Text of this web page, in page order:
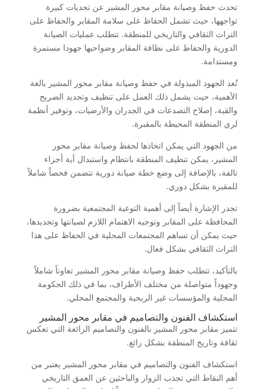
تحدث حفظ وصيانة مقابر محور المشير عن تحديات كبيرة
تواجهها، حيث تشمل الحفاظ على سلامة المقابر والحفاظ على
التراث الثقافي والتاريخي للمنطقة. تتطلب عمليات الصيانة
الدورية والحفاظ على نظافة المقابر وضواحيها جهودا مستمرة
ومستدامة.
تُعد الجهود المبذولة في حفظ وصيانة مقابر محور المشير بالغة
الأهمية، حيث يشمل ذلك العمل على تنظيف وتجديد الضريح
والقبة، إصلاح التصدعات في الجدران والأرضيات، وتوفير أنظمة
لري المنطقة المحيطة بالمقبرة.
من الجهود التي يمكن اتخاذها لحفظ وصيانة مقابر محور
المشير، يمكن تنظيف المنطقة بانتظام واستبدال أية أجزاء
تالفة، بالإضافة إلى وضع خطة صيانة دورية تتضمن فحصاً شاملاً
للمقبرة بشكل دوري.
تجدر الإشارة أيضاً إلى أهمية التوعية المجتمعية بضرورة
المحافظة على المقابر وتوجيه الاهتمام اللازم لصيانتها وتجديدها،
حيث يمكن أن تساهم المجتمعات المحلية في الحفاظ على هذا
التراث الثقافي بشكل فعال.
بالتأكيد، تتطلب حفظ وصيانة مقابر محور المشير تعاوناً شاملاً
وجهوداً متواصلة من مختلف الأطراف، بما في ذلك الحكومة
المحلية والمؤسسات غير الربحية والمجتمع المحلي.
استكشاف الفنون والتصاميم في مقابر محور المشير
تتميز مقابر محور المشير بالفنون والتصاميم الرائعة التي تعكس
ثقافة وتاريخ المنطقة بشكل رائع.
استكشاف الفنون والتصاميم في مقابر محور المشير يعتبر من
أهم النقاط التي تجذب الزوار والباحثين عن العمق التاريخي